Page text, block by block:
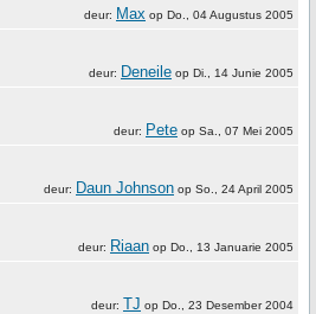
deur: Max op Do., 04 Augustus 2005
deur: Deneile op Di., 14 Junie 2005
deur: Pete op Sa., 07 Mei 2005
deur: Daun Johnson op So., 24 April 2005
deur: Riaan op Do., 13 Januarie 2005
deur: TJ op Do., 23 Desember 2004